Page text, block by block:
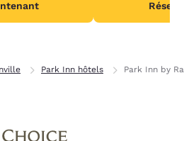
Park Inn hôtels Park Inn by